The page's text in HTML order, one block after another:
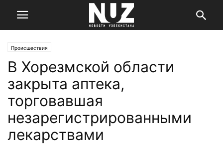
Происшествия
В Хорезмской области
закрыта аптека,
торговавшая
незарегистрированными
лекарствами